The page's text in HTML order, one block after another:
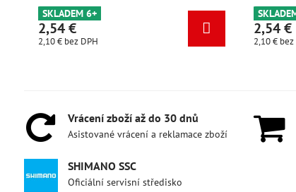
SKLADEM 4ks
2,10 €
Vrácení zboží až do 30 dnů
Asistované vrácení a reklamace zboží
SHIMANO SSC
Oficiální servisní středisko